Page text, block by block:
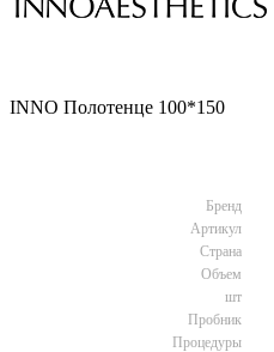
INNO Полотенце 100*150
Бренд
Артикул
Страна
Объем
шт
Пробник
Процедуры